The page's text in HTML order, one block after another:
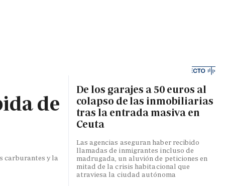
de
carburantes y la
De los garajes a 50 euros al
colapso de las inmobiliarias
tras la entrada masiva en
Ceuta
Las agencias aseguran haber recibido
llamadas de inmigrantes incluso de
madrugada, un aluvión de peticiones en
mitad de la crisis habitacional que
atraviesa la ciudad autónoma